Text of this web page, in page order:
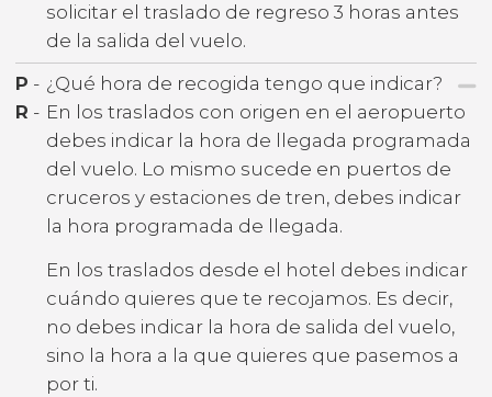
solicitar el traslado de regreso 3 horas antes
de la salida del vuelo.
P - ¿Qué hora de recogida tengo que indicar?
R - En los traslados con origen en el aeropuerto
debes indicar la hora de llegada programada
del vuelo. Lo mismo sucede en puertos de
cruceros y estaciones de tren, debes indicar
la hora programada de llegada.
En los traslados desde el hotel debes indicar
cuándo quieres que te recojamos. Es decir,
no debes indicar la hora de salida del vuelo,
sino la hora a la que quieres que pasemos a
por ti.